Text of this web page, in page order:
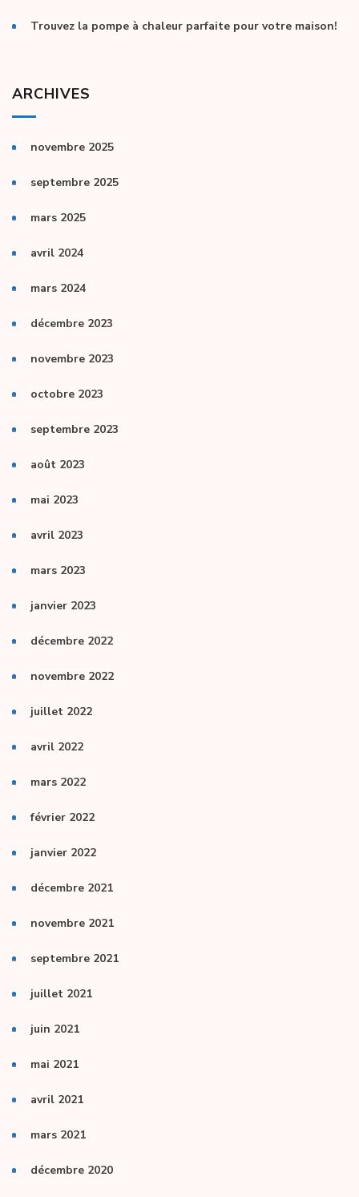
Trouvez la pompe à chaleur parfaite pour votre maison!
ARCHIVES
novembre 2025
septembre 2025
mars 2025
avril 2024
mars 2024
décembre 2023
novembre 2023
octobre 2023
septembre 2023
août 2023
mai 2023
avril 2023
mars 2023
janvier 2023
décembre 2022
novembre 2022
juillet 2022
avril 2022
mars 2022
février 2022
janvier 2022
décembre 2021
novembre 2021
septembre 2021
juillet 2021
juin 2021
mai 2021
avril 2021
mars 2021
décembre 2020